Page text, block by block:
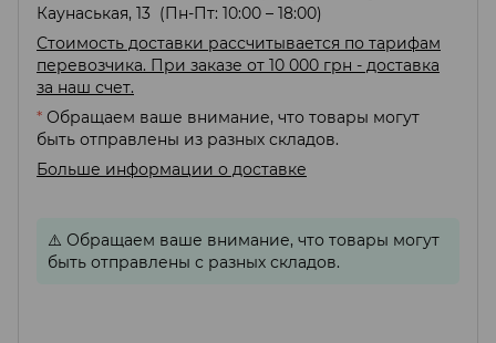
Каунаськая, 13 (Пн-Пт: 10:00 – 18:00)
Стоимость доставки рассчитывается по тарифам
перевозчика. При заказе от 10 000 грн - доставка
за наш счет.
* Обращаем ваше внимание, что товары могут
быть отправлены из разных складов.
Больше информации о доставке
⚠️ Обращаем ваше внимание, что товары могут
быть отправлены с разных складов.